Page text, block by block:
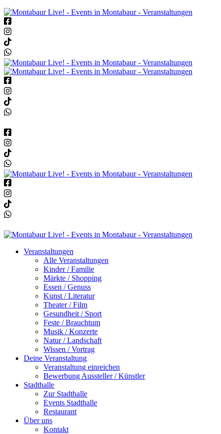
Veranstaltungen
Alle Veranstaltungen
Kinder / Familie
Märkte / Shopping
Essen / Genuss
Kunst / Literatur
Theater / Film
Gesundheit / Sport
Feste / Brauchtum
Musik / Konzerte
Natur / Landschaft
Wissen / Vortrag
Deine Veranstaltung
Veranstaltung einreichen
Bewerbung Aussteller / Künstler
Stadthalle
Zur Stadthalle
Events Stadthalle
Restaurant
Über uns
Kontakt